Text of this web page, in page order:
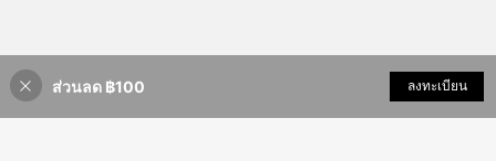
เพิ่มเข้ารถเข็น
ส่วนลด ฿100 ลงทะเบียน